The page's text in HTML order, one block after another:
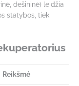
dešininė) leidžia
statybos, tiek
Reikšmė